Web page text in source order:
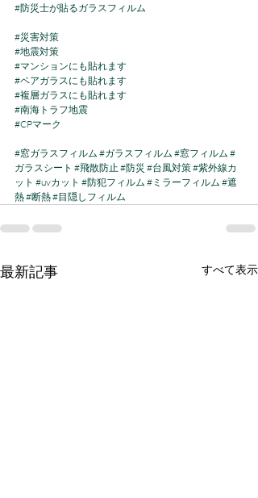
#防災士が貼るガラスフィルム
#災害対策
#地震対策
#マンションにも貼れます
#ペアガラスにも貼れます
#複層ガラスにも貼れます
#南海トラフ地震
#CPマーク
#窓ガラスフィルム #ガラスフィルム #窓フィルム #
ガラスシート #飛散防止 #防災 #台風対策#紫外線カ
ット #uvカット #防犯フィルム #ミラーフィルム #遮
熱#断熱#目隠しフィルム
最新記事 すべて表示